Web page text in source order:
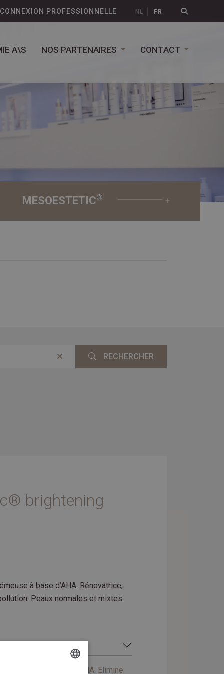
CONNEXION PROFESSIONNELLE NL FR
A\S NOS PARTENAIRES CONTACT
MESOESTETIC® +
RECHERCHER
brightening
à base d’AHA. Rénovatrice,
Peaux normales et mixtes.
crémeuse avec des AHA. Elimine